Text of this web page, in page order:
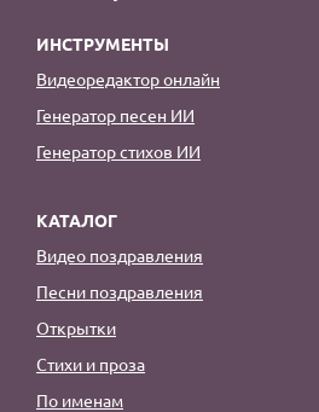
ИНСТРУМЕНТЫ
Видеоредактор онлайн
Генератор песен ИИ
Генератор стихов ИИ
КАТАЛОГ
Видео поздравления
Песни поздравления
Открытки
Стихи и проза
По именам